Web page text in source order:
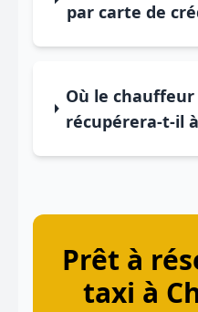
par carte de
Où le
récupérera-t-il
Prêt à
taxi à